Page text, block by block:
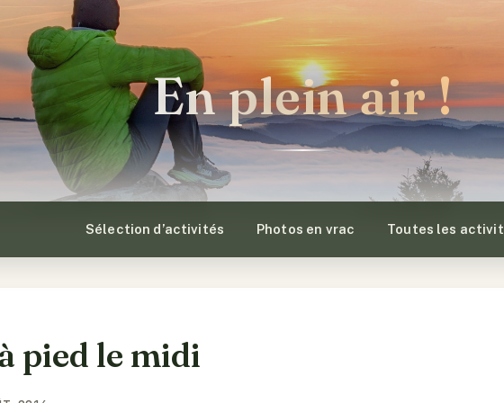
En plein air !
Sélection d’activités Photos en vrac Toutes les
pied le midi